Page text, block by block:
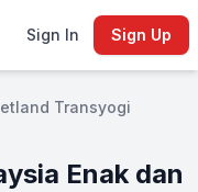
Sign In Sign Up
Transyogi
Enak dan